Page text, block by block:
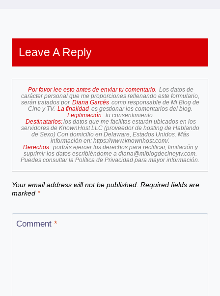
Leave A Reply
Por favor lee esto antes de enviar tu comentario. Los datos de
carácter personal que me proporciones rellenando este formulario,
serán tratados por Diana Garcés como responsable de Mi Blog de
Cine y TV. La finalidad es gestionar los comentarios del blog.
Legitimación: tu consentimiento.
Destinatarios:los datos que me facilitas estarán ubicados en los
servidores de KnownHost LLC (proveedor de hosting de Hablando
de Sexo) Con domicilio en Delaware, Estados Unidos. Más
información en: https://www.knownhost.com/.
Derechos: podrás ejercer tus derechos para rectificar, limitación y
suprimir los datos escribiéndome a diana@miblogdecineytv.com.
Puedes consultar la Política de Privacidad para mayor información.
Your email address will not be published. Required fields are
marked *
Comment *